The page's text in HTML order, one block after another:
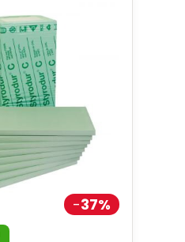
37%